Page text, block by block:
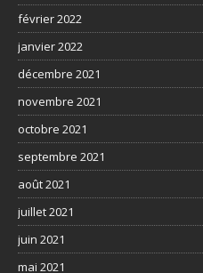
février 2022
janvier 2022
décembre 2021
novembre 2021
octobre 2021
septembre 2021
août 2021
juillet 2021
juin 2021
mai 2021